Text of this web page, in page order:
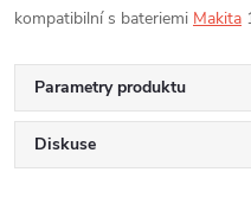
kompatibilní s bateriemi Makita
Parametry produktu
Diskuse